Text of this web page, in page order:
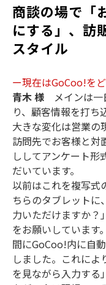
商談の場で「
にする」、訪
スタイル
ー現在はGoCoo!を
青木 様 メインは一
り、顧客情報を打ち
大きな変化は営業の
訪問先でお客様と対
ししてアンケート形
だいています。
以前はこれを複写式
ちらのタブレットに
力いただけますか？
をお願いしています
間にGoCoo!内に自
しました。これによ
を見ながら入力する